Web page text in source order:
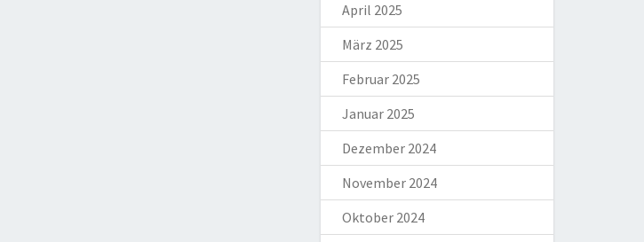
April 2025
März 2025
Februar 2025
Januar 2025
Dezember 2024
November 2024
Oktober 2024